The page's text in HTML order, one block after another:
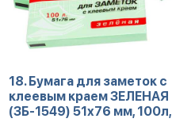
18. Бумага для заметок с
клеевым краем ЗЕЛЕНАЯ
(ЗБ-1549) 51х76 мм, 100л,